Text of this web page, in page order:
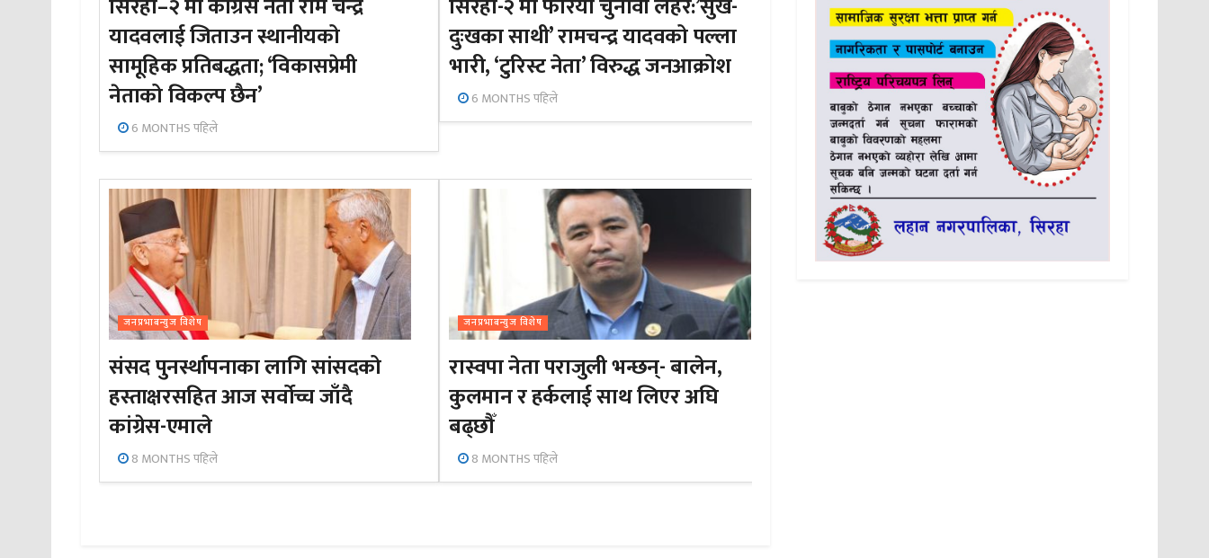
सिरहा–२ मा कांग्रेस नेता राम चन्द्र
यादवलाई जिताउन स्थानीयको
सामूहिक प्रतिबद्धता; ‘विकासप्रेमी
नेताको विकल्प छैन’
6 MONTHS पहिले
सिरहा-२ मा फेरियो चुनावी लहर:’सुख-
दुःखका साथी’ रामचन्द्र यादवको पल्ला
भारी, ‘टुरिस्ट नेता’ विरुद्ध जनआक्रोश
6 MONTHS पहिले
जनप्रभाबन्युज विशेष
संसद पुनर्स्थापनाका लागि सांसदको
हस्ताक्षरसहित आज सर्वोच्च जाँदै
कांग्रेस-एमाले
8 MONTHS पहिले
जनप्रभाबन्युज विशेष
रास्वपा नेता पराजुली भन्छन्- बालेन,
कुलमान र हर्कलाई साथ लिएर अघि
बढ्छौँ
8 MONTHS पहिले